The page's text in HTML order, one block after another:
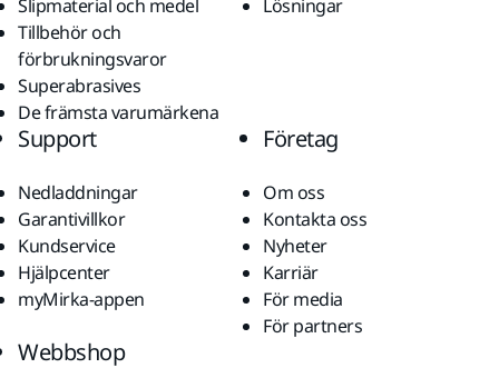
Slipmaterial och medel
Tillbehör och
förbrukningsvaror
Superabrasives
De främsta varumärkena
Lösningar
Support
Nedladdningar
Garantivillkor
Kundservice
Hjälpcenter
myMirka-appen
Företag
Om oss
Kontakta oss
Nyheter
Karriär
För media
För partners
Webbshop